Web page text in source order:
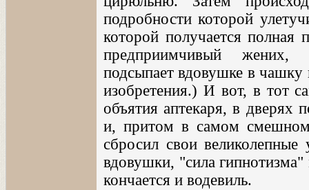
подробности которой
которой получается полная
предприимчивый жених,
подсыпает вдовушке в
изобретения.) И вот, в тот
объятия аптекаря, в дверях
и, притом в самом
сбросил свои великолепные
вдовушки, "сила гипнотизма"
кончается и водевиль.